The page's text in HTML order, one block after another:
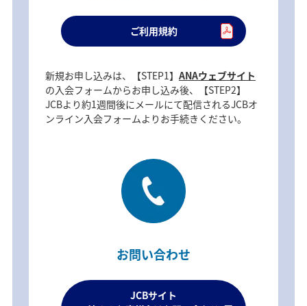
ご利用規約
新規お申し込みは、【STEP1】 ANAウェブサイト
の入会フォームからお申し込み後、【STEP2】
JCBより約1週間後にメールにて配信されるJCBオ
ンライン入会フォームよりお手続きください。
お問い合わせ
JCBサイト